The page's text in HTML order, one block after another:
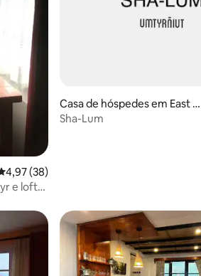
média de 4,97 em 5 estrelas,
4,97 (38)
e loft
Casa de hóspedes em East Kh
asi Hills
Sha-Lum